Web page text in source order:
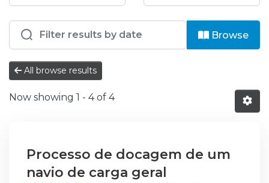
Browse
All browse results
Now showing 1 - 4 of 4
Processo de docagem de um
navio de carga geral